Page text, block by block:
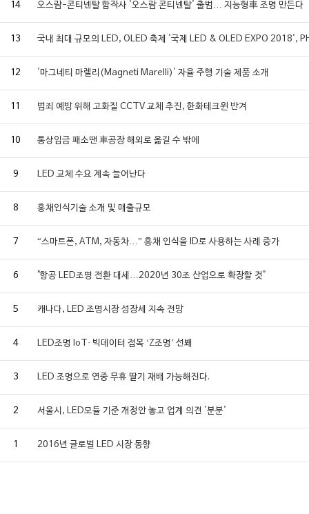
14 오스람-콘티넨탈 합작사 '오스람 콘티넨탈' 출범… 지능형車 조명 만든다
13 국내 최대 규모의 LED, OLED 축제 '국제 LED & OLED EXPO 2018',
12 '마그네티 마렐리(Magneti Marelli)' 자율 주행 기술 제품 소개
11 범죄 예방 위해 고화질 CCTV 교체 추진, 한화테크윈 반겨
10 통상임금 패소땐 車공장 해외로 옮길 수 밖에
9 LED 교체 수요 계속 늘어난다
8 홍채인식기술 소개 및 매출규모
7 “스마트폰, ATM, 자동차…” 홍채 인식을 ID로 사용하는 사례 증가
6 "항공 LED조명 전환 대세…2020년 30조 산업으로 확장할 것"
5 캐나다, LED 조명시장 성장세 지속 전망
4 LED조명 IoT· 빅데이터 접목 ‘Z조명’ 선봬
3 LED 조명으로 연중 무휴 딸기 재배 가능해진다.
2 서울시, LED모듈 기준 개정안 놓고 업계 의견 '분분'
1 2016년 글로벌 LED 시장 동향